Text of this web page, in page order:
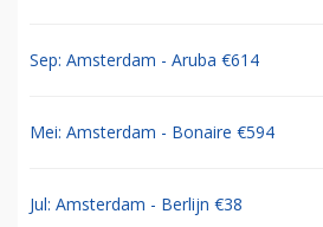
Sep: Amsterdam - Aruba €614
Mei: Amsterdam - Bonaire €594
Jul: Amsterdam - Berlijn €38